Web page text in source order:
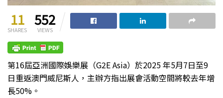
11
SHARES
552
VIEWS
第16屆亞洲國際娛樂展（G2E Asia）於2025 年5月7日至9
日重返澳門威尼斯人，主辦方指出展會活動空間將較去年增
長50%。